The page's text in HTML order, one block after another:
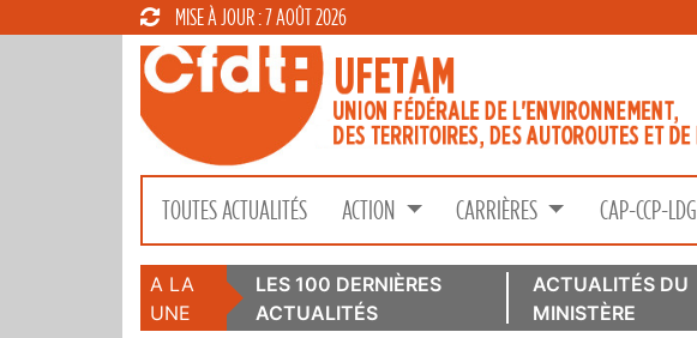
MISE À JOUR : 7 AOÛT 2026
TOUTES ACTUALITÉS ACTION CARRIÈRES CAP-CCP-LDG
A LA
UNE
LES 100 DERNIÈRES
ACTUALITÉS
ACTUALITÉS DU
MINISTÈRE